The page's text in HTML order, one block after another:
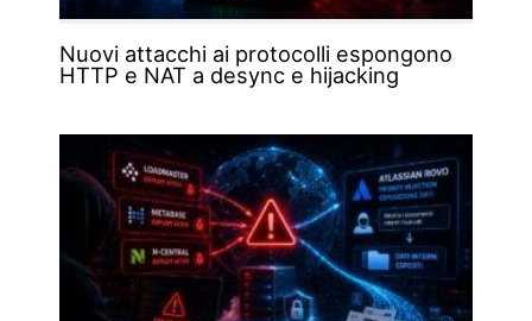
Nuovi attacchi ai protocolli espongono
HTTP e NAT a desync e hijacking